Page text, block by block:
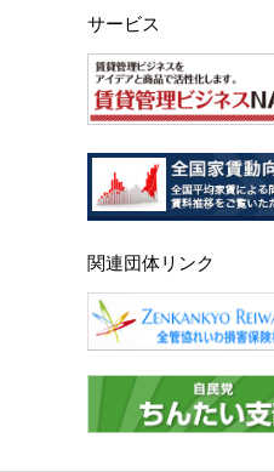
サービス
関連団体リンク